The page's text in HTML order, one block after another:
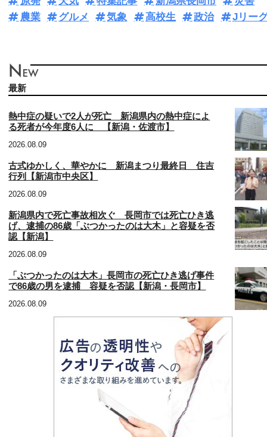
農業
グルメ 気象 高校生 政治 Jリー
最新
熱中症の疑いで2人が死亡 新潟県内の熱中症によ
る死者が今年度6人に 【新潟・佐渡市】
2026.08.09
古式ゆかしく、華やかに 新潟まつり最終日 住吉
行列【新潟市中央区】
2026.08.09
新潟県内で死亡事故相次ぐ 長岡市では死亡ひき逃
げ、逮捕の86歳「ぶつかったのは大木」と容疑を否
認【新潟】
2026.08.09
「ぶつかったのは大木」長岡市の死亡ひき逃げ事件
で86歳の男を逮捕 容疑を否認【新潟・長岡市】
2026.08.09